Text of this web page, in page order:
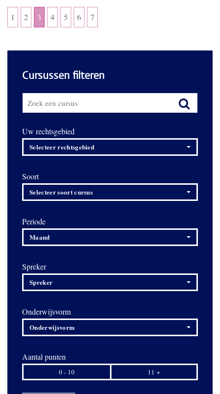
1 2 3 4 5 6 7
Cursussen filteren
Uw rechtsgebied
Selecteer rechtsgebied
Soort
Selecteer soort cursus
Periode
Maand
Spreker
Spreker
Onderwijsvorm
Onderwijsvorm
Aantal punten
0 - 10 11 +